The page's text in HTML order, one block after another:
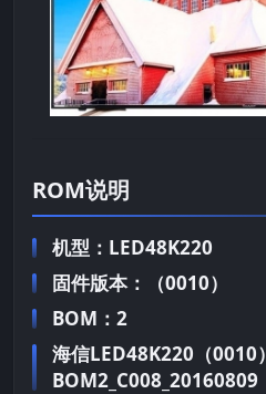
ROM说明
机型：LED48K220
固件版本：（0010）
BOM：2
海信LED48K220（0010）
BOM2_C008_20160809